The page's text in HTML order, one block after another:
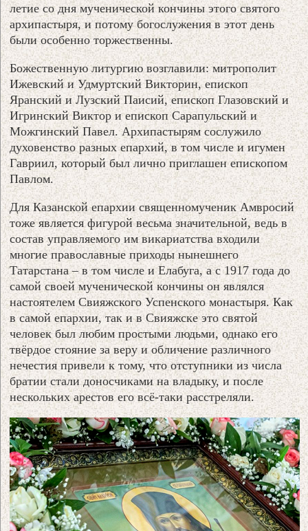
летие со дня мученической кончины этого святого
архипастыря, и потому богослужения в этот день
были особенно торжественны.
Божественную литургию возглавили: митрополит
Ижевский и Удмуртский Викторин, епископ
Яранский и Лузский Паисий, епископ Глазовский и
Игринский Виктор и епископ Сарапульский и
Можгинский Павел. Архипастырям сослужило
духовенство разных епархий, в том числе и игумен
Гавриил, который был лично приглашен епископом
Павлом.
Для Казанской епархии священномученик Амвросий
тоже является фигурой весьма значительной, ведь в
состав управляемого им викариатства входили
многие православные приходы нынешнего
Татарстана – в том числе и Елабуга, а с 1917 года до
самой своей мученической кончины он являлся
настоятелем Свияжского Успенского монастыря. Как
в самой епархии, так и в Свияжске это святой
человек был любим простыми людьми, однако его
твёрдое стояние за веру и обличение различного
нечестия привели к тому, что отступники из числа
братии стали доносчиками на владыку, и после
нескольких арестов его всё-таки расстреляли.